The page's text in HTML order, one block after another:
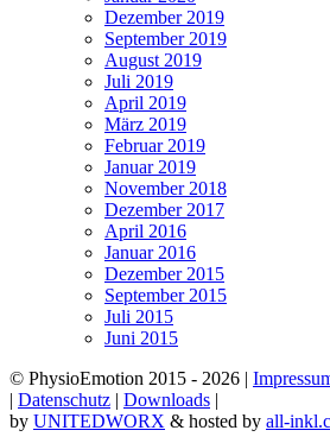
Dezember 2019
September 2019
August 2019
Juli 2019
April 2019
März 2019
Februar 2019
Januar 2019
November 2018
Dezember 2017
April 2016
Januar 2016
Dezember 2015
September 2015
Juli 2015
Juni 2015
© PhysioEmotion 2015 - 2026 |
| Datenschutz | Downloads |
by UNITEDWORX & hosted by all-